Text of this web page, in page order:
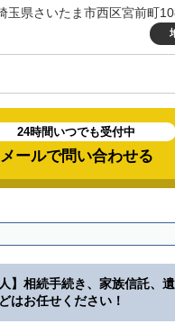
玉県さいたま市西区宮前町
24時間いつでも受付中
メールで問い合わせる
】相続手続き、家族信託、遺
はお任せください！